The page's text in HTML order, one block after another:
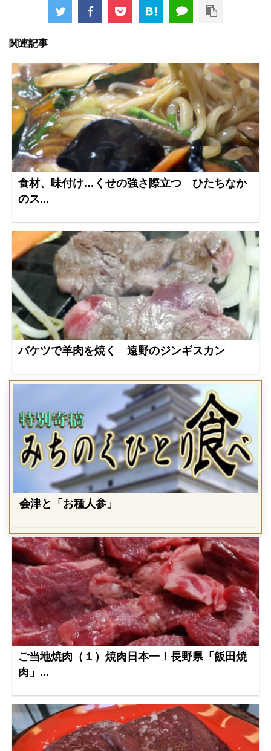
関連記事
食材、味付け…くせの強さ際立つ ひたちなか
のス...
バケツで羊肉を焼く 遠野のジンギスカン
会津と「お種人参」
ご当地焼肉（１）焼肉日本一！長野県「飯田焼
肉」...